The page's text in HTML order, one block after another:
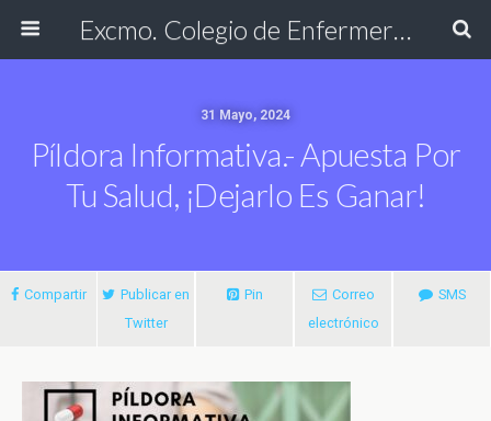
Excmo. Colegio de Enfermería de Cádiz
31 Mayo, 2024
Píldora Informativa.- Apuesta Por
Tu Salud, ¡dejarlo Es Ganar!
Compartir
Publicar en
Twitter
Pin
Correo
electrónico
SMS